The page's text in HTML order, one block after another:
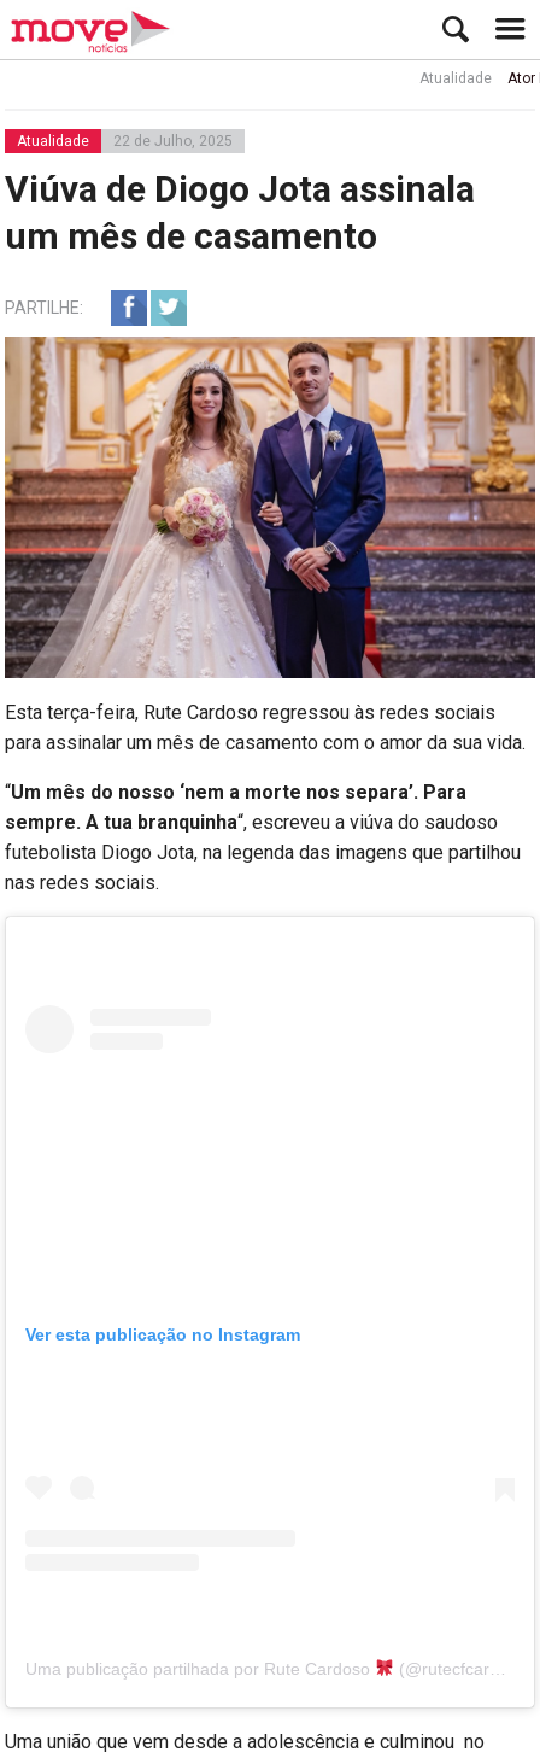
Atualidade Ator Rui
Atualidade 22 de Julho, 2025
Viúva de Diogo Jota assinala
um mês de casamento
PARTILHE:
Esta terça-feira, Rute Cardoso regressou às redes sociais
para assinalar um mês de casamento com o amor da sua vida.
“Um mês do nosso ‘nem a morte nos separa’. Para
sempre. A tua branquinha“, escreveu a viúva do saudoso
futebolista Diogo Jota, na legenda das imagens que partilhou
nas redes sociais.
Ver esta publicação no Instagram
Uma publicação partilhada por Rute Cardoso (@rutecfcardoso14)
Uma união que vem desde a adolescência e culminou no